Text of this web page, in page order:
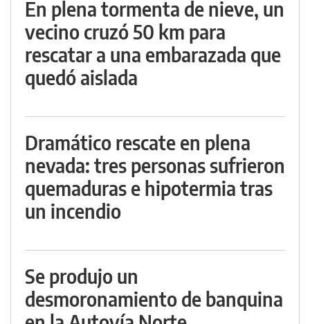
En plena tormenta de nieve, un
vecino cruzó 50 km para
rescatar a una embarazada que
quedó aislada
Dramático rescate en plena
nevada: tres personas sufrieron
quemaduras e hipotermia tras
un incendio
Se produjo un
desmoronamiento de banquina